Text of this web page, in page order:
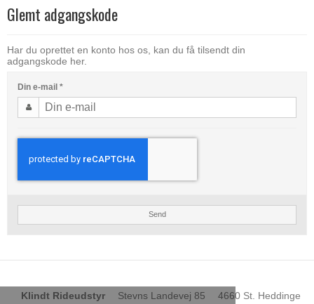
Glemt adgangskode
Har du oprettet en konto hos os, kan du få tilsendt din
adgangskode her.
Din e-mail *
Send
Klindt Rideudstyr Stevns Landevej 85
4660 St. Heddinge